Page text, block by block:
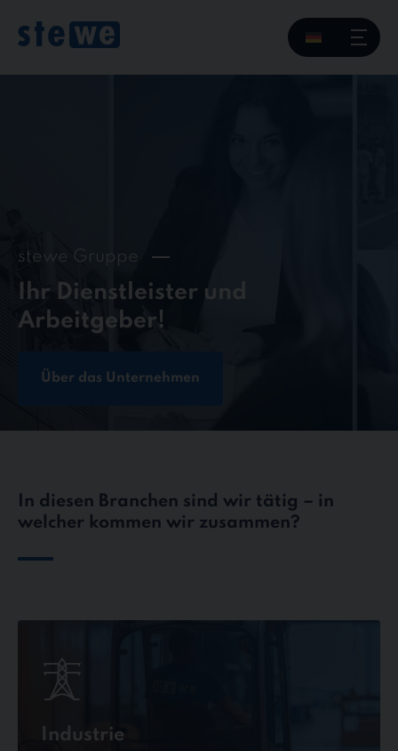
content
stewe Gruppe
Ihr Dienstleister und
Arbeitgeber!
Über das Unternehmen
In diesen Branchen sind wir tätig – in
welcher kommen wir zusammen?
Industrie